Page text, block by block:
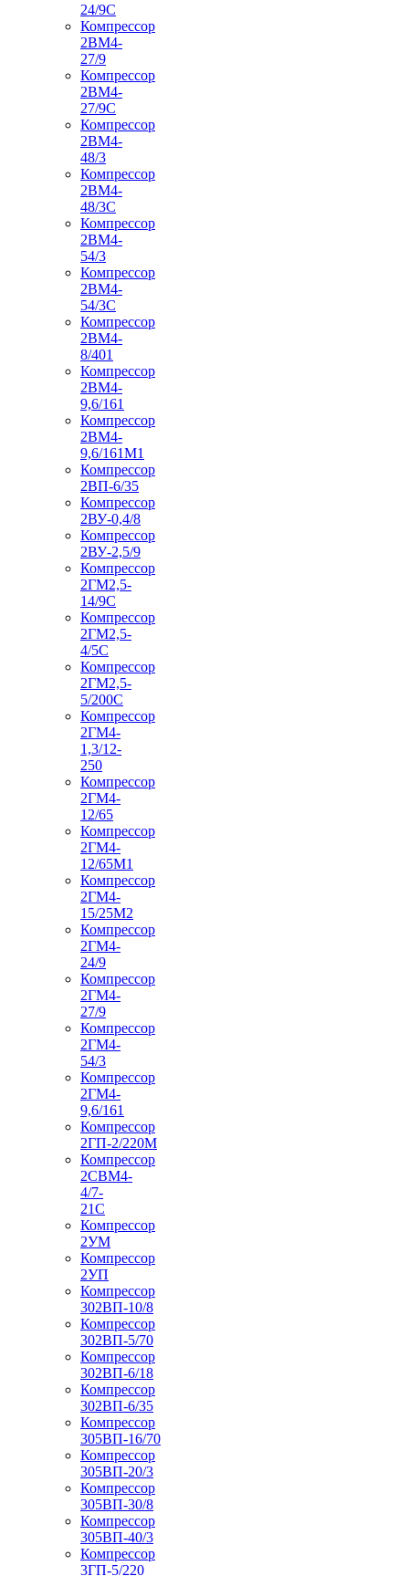
24/9С
Компрессор
2ВМ4-
27/9
Компрессор
2ВМ4-
27/9С
Компрессор
2ВМ4-
48/3
Компрессор
2ВМ4-
48/3С
Компрессор
2ВМ4-
54/3
Компрессор
2ВМ4-
54/3С
Компрессор
2ВМ4-
8/401
Компрессор
2ВМ4-
9,6/161
Компрессор
2ВМ4-
9,6/161М1
Компрессор
2ВП-6/35
Компрессор
2ВУ-0,4/8
Компрессор
2ВУ-2,5/9
Компрессор
2ГМ2,5-
14/9С
Компрессор
2ГМ2,5-
4/5С
Компрессор
2ГМ2,5-
5/200С
Компрессор
2ГМ4-
1,3/12-
250
Компрессор
2ГМ4-
12/65
Компрессор
2ГМ4-
12/65М1
Компрессор
2ГМ4-
15/25М2
Компрессор
2ГМ4-
24/9
Компрессор
2ГМ4-
27/9
Компрессор
2ГМ4-
54/3
Компрессор
2ГМ4-
9,6/161
Компрессор
2ГП-2/220М
Компрессор
2СВМ4-
4/7-
21С
Компрессор
2УМ
Компрессор
2УП
Компрессор
302ВП-10/8
Компрессор
302ВП-5/70
Компрессор
302ВП-6/18
Компрессор
302ВП-6/35
Компрессор
305ВП-16/70
Компрессор
305ВП-20/3
Компрессор
305ВП-30/8
Компрессор
305ВП-40/3
Компрессор
3ГП-5/220